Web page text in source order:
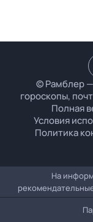
© Рамблер —
гороскопы,
Полная
Условия
Политика
На